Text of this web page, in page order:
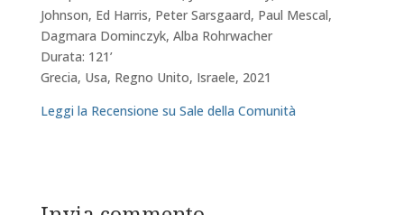
Johnson, Ed Harris, Peter Sarsgaard, Paul Mescal,
Dagmara Dominczyk, Alba Rohrwacher
Durata: 121’
Grecia, Usa, Regno Unito, Israele, 2021
Leggi la Recensione su Sale della Comunità